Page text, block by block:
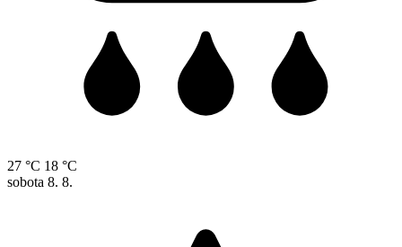
27 °C 18 °C
sobota 8. 8.